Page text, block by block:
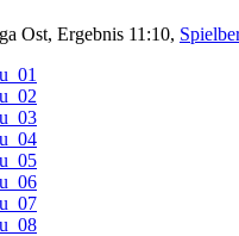
Ost, Ergebnis 11:10,